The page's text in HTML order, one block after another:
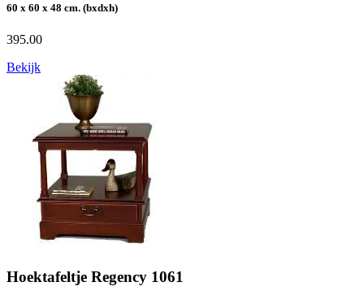
60 x 60 x 48 cm. (bxdxh)
395.00
Bekijk
Hoektafeltje Regency 1061